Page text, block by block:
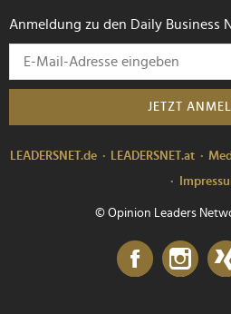
Anmeldung zu den Daily Business
JETZT
LEADERSNET.de LEADERSNET.at
© Opinion Leaders